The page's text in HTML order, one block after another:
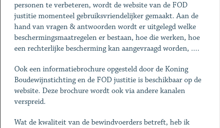
personen te verbeteren, wordt de website van de FOD
justitie momenteel gebruiksvriendelijker gemaakt. Aan de
hand van vragen & antwoorden wordt er uitgelegd welke
beschermingsmaatregelen er bestaan, hoe die werken, hoe
een rechterlijke bescherming kan aangevraagd worden, ….
Ook een informatiebrochure opgesteld door de Koning
Boudewijnstichting en de FOD justitie is beschikbaar op de
website. Deze brochure wordt ook via andere kanalen
verspreid.
Wat de kwaliteit van de bewindvoerders betreft, heb ik